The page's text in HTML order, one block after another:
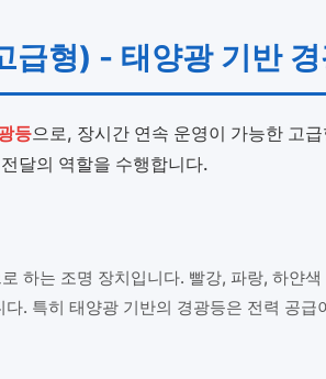
급형) - 태양광 기반
등으로, 장시간 연속 운영이 가능한 고
달의 역할을 수행합니다.
로 하는 조명 장치입니다. 빨강, 파랑, 하얀
. 특히 태양광 기반의 경광등은 전력 공